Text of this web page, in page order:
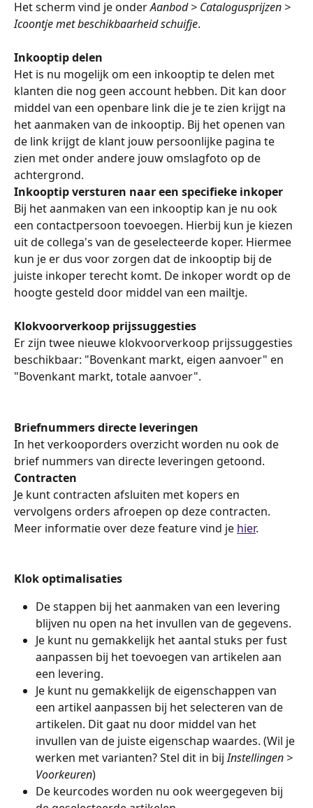
Het scherm vind je onder Aanbod > Catalogusprijzen >
Icoontje met beschikbaarheid schuifje.
Inkooptip delen
Het is nu mogelijk om een inkooptip te delen met
klanten die nog geen account hebben. Dit kan door
middel van een openbare link die je te zien krijgt na
het aanmaken van de inkooptip. Bij het openen van
de link krijgt de klant jouw persoonlijke pagina te
zien met onder andere jouw omslagfoto op de
achtergrond.
Inkooptip versturen naar een specifieke inkoper
Bij het aanmaken van een inkooptip kan je nu ook
een contactpersoon toevoegen. Hierbij kun je kiezen
uit de collega's van de geselecteerde koper. Hiermee
kun je er dus voor zorgen dat de inkooptip bij de
juiste inkoper terecht komt. De inkoper wordt op de
hoogte gesteld door middel van een mailtje.
Klokvoorverkoop prijssuggesties
Er zijn twee nieuwe klokvoorverkoop prijssuggesties
beschikbaar: "Bovenkant markt, eigen aanvoer" en
"Bovenkant markt, totale aanvoer".
Briefnummers directe leveringen
In het verkooporders overzicht worden nu ook de
brief nummers van directe leveringen getoond.
Contracten
Je kunt contracten afsluiten met kopers en
vervolgens orders afroepen op deze contracten.
Meer informatie over deze feature vind je hier.
Klok optimalisaties
De stappen bij het aanmaken van een levering
blijven nu open na het invullen van de gegevens.
Je kunt nu gemakkelijk het aantal stuks per fust
aanpassen bij het toevoegen van artikelen aan
een levering.
Je kunt nu gemakkelijk de eigenschappen van
een artikel aanpassen bij het selecteren van de
artikelen. Dit gaat nu door middel van het
invullen van de juiste eigenschap waardes. (Wil je
werken met varianten? Stel dit in bij Instellingen >
Voorkeuren)
De keurcodes worden nu ook weergegeven bij